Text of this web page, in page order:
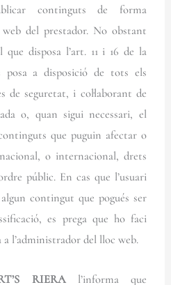
continguts de forma
del prestador. No obstant
disposa l’art. 11 i 16 de la
posa a disposició de tots els
de seguretat, i col·laborant de
o, quan sigui necessari, el
que puguin afectar o
o internacional, drets
públic. En cas que l’usuari
contingut que pogués ser
es prega que ho faci
l’administrador del lloc web.
RIERAl’informa que